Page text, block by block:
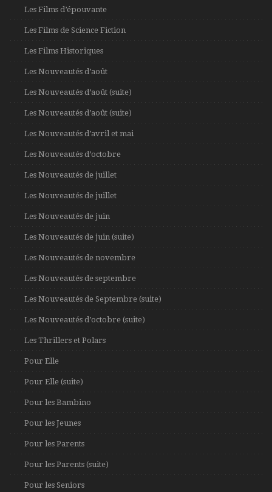
Les Films d’épouvante
Les Films de Science Fiction
Les Films Historiques
Les Nouveautés d’août
Les Nouveautés d’août (suite)
Les Nouveautés d’août (suite)
Les Nouveautés d’avril et mai
Les Nouveautés d’octobre
Les Nouveautés de juillet
Les Nouveautés de juillet
Les Nouveautés de juin
Les Nouveautés de juin (suite)
Les Nouveautés de novembre
Les Nouveautés de septembre
Les Nouveautés de Septembre (suite)
Les Nouveautés d’octobre (suite)
Les Thrillers et Polars
Pour Elle
Pour Elle (suite)
Pour les Bambino
Pour les Jeunes
Pour les Parents
Pour les Parents (suite)
Pour les Seniors